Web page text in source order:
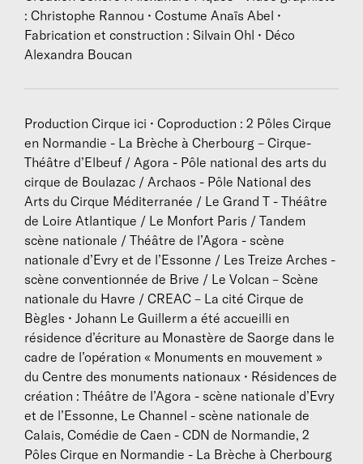
chantiers et de points de vue sur le monde.
: Christophe Rannou • Costume Anaïs Abel •
Fabrication et construction : Silvain Ohl • Déco
Alexandra Boucan
Production Cirque ici • Coproduction : 2 Pôles Cirque
en Normandie - La Brèche à Cherbourg – Cirque-
Théâtre d’Elbeuf / Agora - Pôle national des arts du
cirque de Boulazac / Archaos - Pôle National des
Arts du Cirque Méditerranée / Le Grand T - Théâtre
de Loire Atlantique / Le Monfort Paris / Tandem
scène nationale / Théâtre de l’Agora - scène
nationale d’Evry et de l’Essonne / Les Treize Arches -
scène conventionnée de Brive / Le Volcan – Scène
nationale du Havre / CREAC – La cité Cirque de
Bègles • Johann Le Guillerm a été accueilli en
résidence d’écriture au Monastère de Saorge dans le
cadre de l’opération « Monuments en mouvement »
du Centre des monuments nationaux • Résidences de
création : Théâtre de l’Agora - scène nationale d’Evry
et de l’Essonne, Le Channel - scène nationale de
Calais, Comédie de Caen - CDN de Normandie, 2
Pôles Cirque en Normandie - La Brèche à Cherbourg